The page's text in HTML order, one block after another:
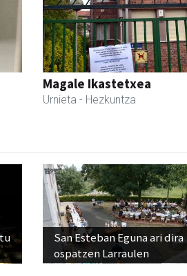
Magale Ikastetxea
Urnieta - Hezkuntza
San Esteban Eguna ari dira
ospatzen Larraulen